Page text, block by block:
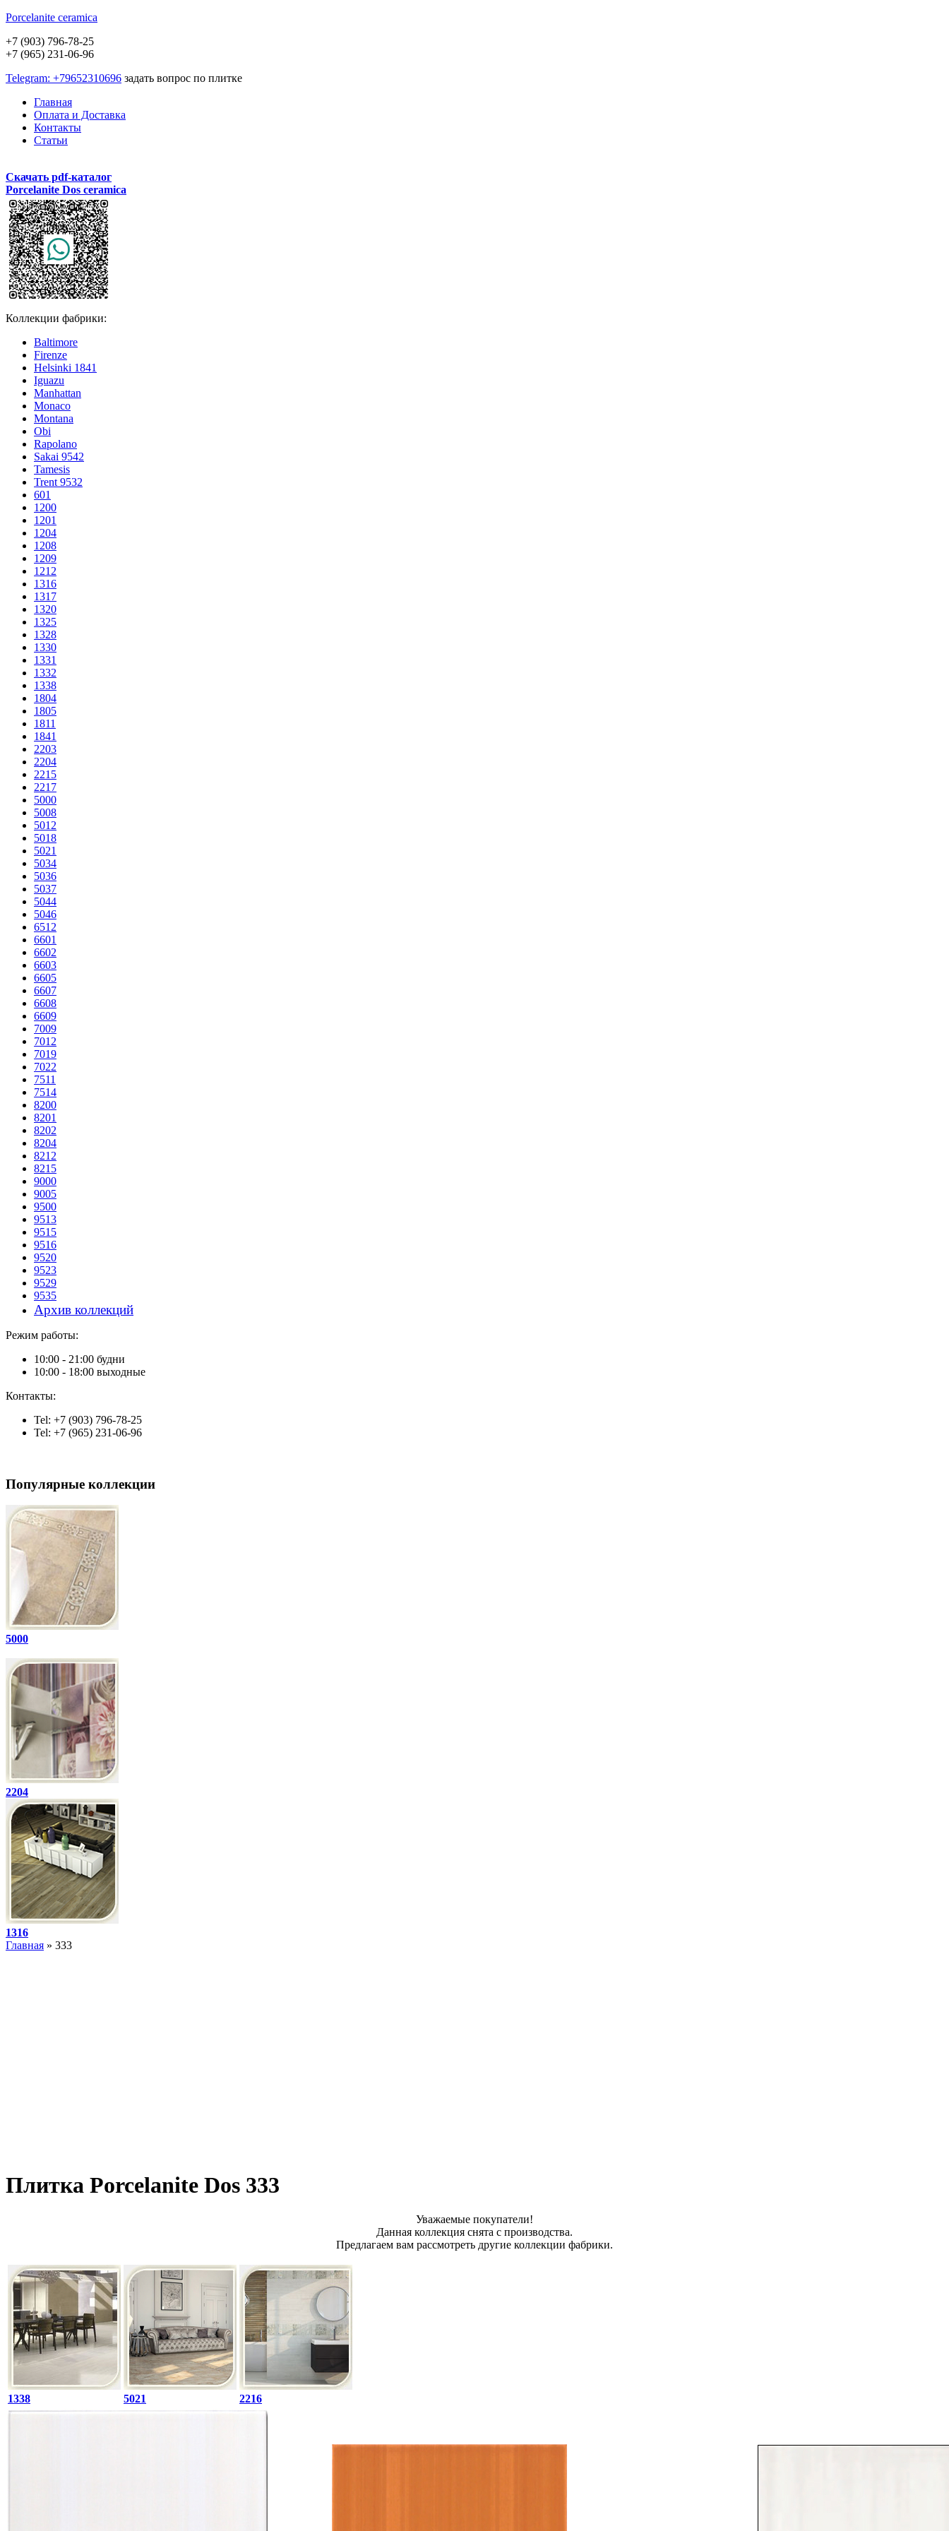
Porcelanite ceramica
+7 (903) 796-78-25
+7 (965) 231-06-96
Telegram: +79652310696 задать вопрос по плитке
Главная
Оплата и Доставка
Контакты
Статьи
Скачать pdf-каталог
Porcelanite Dos ceramica
Коллекции фабрики:
Baltimore
Firenze
Helsinki 1841
Iguazu
Manhattan
Monaco
Montana
Obi
Rapolano
Sakai 9542
Tamesis
Trent 9532
601
1200
1201
1204
1208
1209
1212
1316
1317
1320
1325
1328
1330
1331
1332
1338
1804
1805
1811
1841
2203
2204
2215
2217
5000
5008
5012
5018
5021
5034
5036
5037
5044
5046
6512
6601
6602
6603
6605
6607
6608
6609
7009
7012
7019
7022
7511
7514
8200
8201
8202
8204
8212
8215
9000
9005
9500
9513
9515
9516
9520
9523
9529
9535
Архив коллекций
Режим работы:
10:00 - 21:00 будни
10:00 - 18:00 выходные
Контакты:
Tel: +7 (903) 796-78-25
Tel: +7 (965) 231-06-96
Популярные коллекции
5000
2204
1316
Главная » 333
Плитка Porcelanite Dos 333
Уважаемые покупатели!
Данная коллекция снята с производства.
Предлагаем вам рассмотреть другие коллекции фабрики.
1338 5021 2216